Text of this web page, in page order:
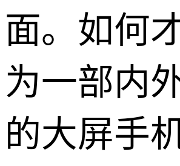
面。如何
为一部内
的大屏手